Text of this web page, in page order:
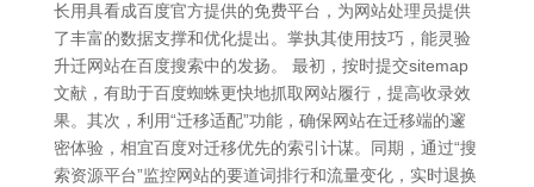
长用具看成百度官方提供的免费平台，为网站处理员提供
了丰富的数据支撑和优化提出。掌执其使用技巧，能灵验
升迁网站在百度搜索中的发扬。 最初，按时提交sitemap
文献，有助于百度蜘蛛更快地抓取网站履行，提高收录效
果。其次，利用“迁移适配”功能，确保网站在迁移端的邃
密体验，相宜百度对迁移优先的索引计谋。同期，通过“搜
索资源平台”监控网站的要道词排行和流量变化，实时退换